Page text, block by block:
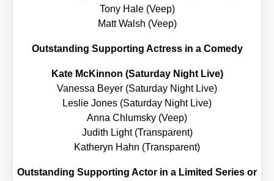
Tony Hale (Veep)
Matt Walsh (Veep)
Out­stan­ding Sup­port­ing Actress in a Come­dy
Kate McK­in­non (Satur­day Night Live)
Vanes­sa Bey­er (Satur­day Night Live)
Les­lie Jones (Satur­day Night Live)
Anna Chl­ums­ky (Veep)
Judith Light (Trans­pa­rent)
Katheryn Hahn (Trans­pa­rent)
Out­stan­ding Sup­port­ing Actor in a Limi­t­ed Series or